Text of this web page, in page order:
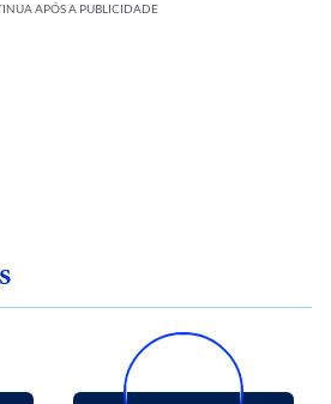
APÓS A PUBLICIDADE